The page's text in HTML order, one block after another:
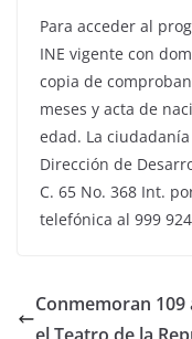
Para acceder al
INE vigente con
copia de
meses y acta de
edad. La
Dirección de
C. 65 No. 368 Int.
telefónica al 999
Conmemoran